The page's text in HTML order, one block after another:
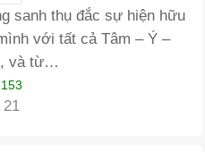
sanh thụ đắc sự hiện hữu
với tất cả Tâm – Ý –
và từ…
21